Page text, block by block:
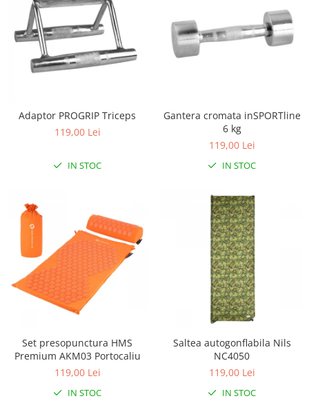
Adaptor PROGRIP Triceps
119,00 Lei
IN STOC
Gantera cromata inSPORTline
6 kg
119,00 Lei
IN STOC
Set presopunctura HMS
Premium AKM03 Portocaliu
119,00 Lei
IN STOC
Saltea autogonflabila Nils
NC4050
119,00 Lei
IN STOC